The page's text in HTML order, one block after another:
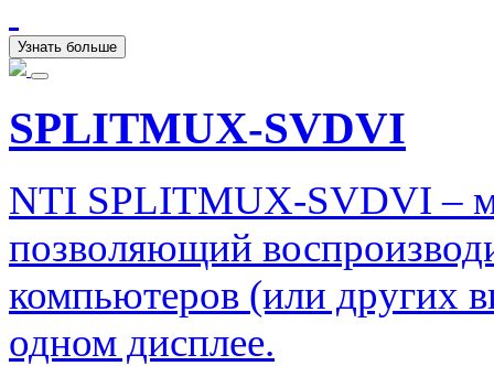
Узнать больше
SPLITMUX-SVDVI
NTI SPLITMUX-SVDVI –
позволяющий
компьютеров (или других
одном дисплее.